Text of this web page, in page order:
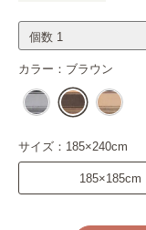
カラー： ブラウン
サイズ： 185×240cm
185×185cm